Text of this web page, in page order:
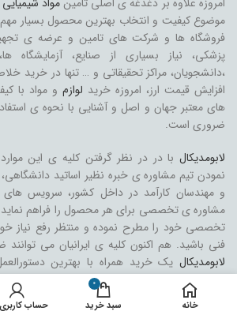
موضوع کیفیت و انتخاب بهترین محصول بسیار مهم
فروشگاه ها و شرکت های تامین و عرضه ی
پزشکی، نیاز بسیاری از صنایع، آزمایشگاه
،دانشجویان، مراکز تحقیقاتی و … تنها در خرید
افزایش قیمت ارز، امروزه خرید لوازم و مواد با
های معتبر جهان و اصل و آشنایی با نحوه ی
ضروری است.
لابومدیکال با در در نظر گرفتن کلیه ی این
نمودن تیم مشاوره ی خبره نظیر اساتید
و مهندسان کارآمد در داخل کشور، سرویس های
مشاوره ی تخصصی برای هر محصول را فراهم نماید.
تخصصی خود را مطرح نموده و منتظر رفع
فنی باشید. هم اکنون کلیه ی ایرانیان می توانند
لابومدیکال یک خرید همراه با بهترین
نمایند.
خانه
0
سبد خرید حساب